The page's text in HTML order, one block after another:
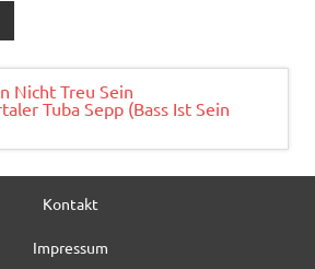
n
Nicht Treu Sein
Tuba Sepp (Bass Ist Sein
Kontakt
Impressum